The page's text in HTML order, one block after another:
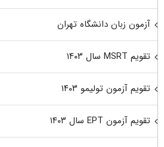
آزمون زبان دانشگاه تهران
تقویم MSRT سال ۱۴۰۳
تقویم آزمون تولیمو ۱۴۰۳
تقویم آزمون EPT سال ۱۴۰۳